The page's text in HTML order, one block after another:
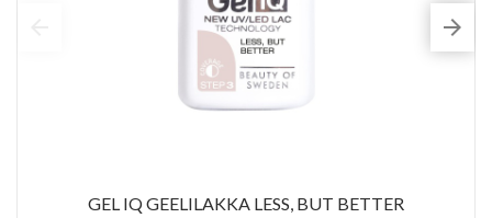
GEL IQ GEELILAKKA LESS, BUT BETTER